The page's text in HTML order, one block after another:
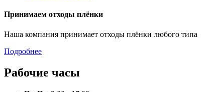
Принимаем отходы плёнки
Наша компания принимает отходы плёнки любого типа
Подробнее
Рабочие часы